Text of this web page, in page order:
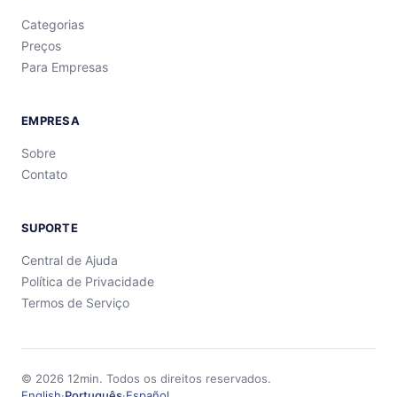
Categorias
Preços
Para Empresas
EMPRESA
Sobre
Contato
SUPORTE
Central de Ajuda
Política de Privacidade
Termos de Serviço
© 2026 12min. Todos os direitos reservados.